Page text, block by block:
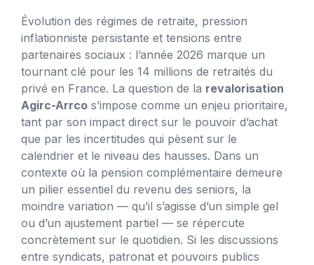
Évolution des régimes de retraite, pression
inflationniste persistante et tensions entre
partenaires sociaux : l’année 2026 marque un
tournant clé pour les 14 millions de retraités du
privé en France. La question de la revalorisation
Agirc-Arrco s’impose comme un enjeu prioritaire,
tant par son impact direct sur le pouvoir d’achat
que par les incertitudes qui pèsent sur le
calendrier et le niveau des hausses. Dans un
contexte où la pension complémentaire demeure
un pilier essentiel du revenu des seniors, la
moindre variation — qu’il s’agisse d’un simple gel
ou d’un ajustement partiel — se répercute
concrètement sur le quotidien. Si les discussions
entre syndicats, patronat et pouvoirs publics